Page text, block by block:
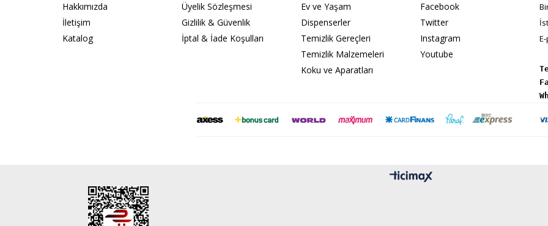
Hakkımızda
İletişim
Katalog
Üyelik Sözleşmesi
Gizlilik & Güvenlik
İptal & İade Koşulları
Ev ve Yaşam
Dispenserler
Temizlik Gereçleri
Temizlik Malzemeleri
Koku ve Aparatları
Facebook
Twitter
Instagram
Youtube